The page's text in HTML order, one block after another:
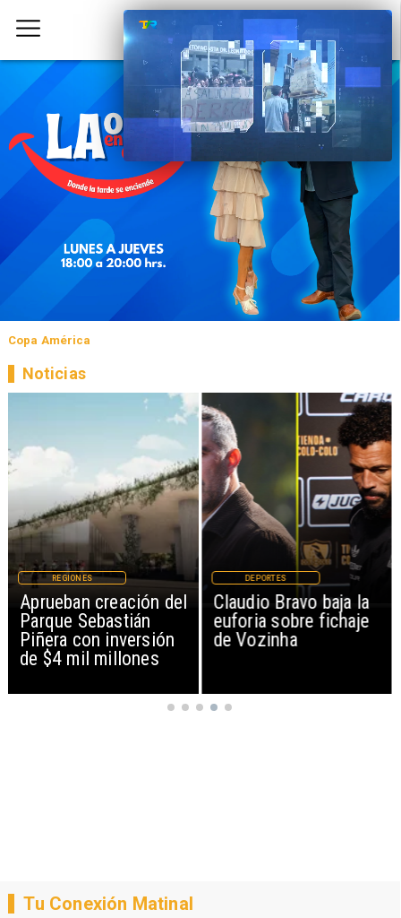
Copa América
Claudio Bravo baja la
euforia sobre fichaje
de Vozinha
DEPORTES
Patinadoras de
Mejillones clasifican al
Campeonato Nacional
MAGAZINE
Noticias
Tu Conexión Matinal